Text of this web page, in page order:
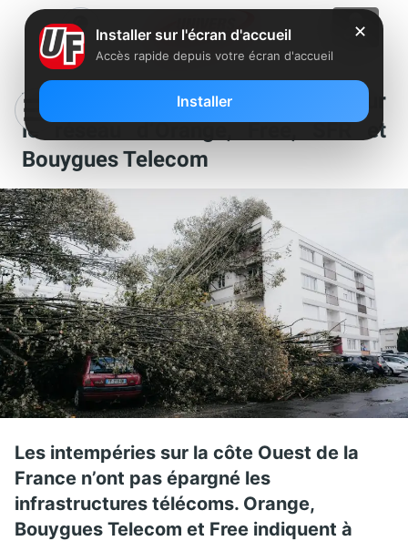
Tempête Ciaran : de gros dégâts sur
le réseau d’Orange, Free, SFR et
Bouygues Telecom
Les intempéries sur la côte Ouest de la
France n’ont pas épargné les
infrastructures télécoms. Orange,
Bouygues Telecom et Free indiquent à
✕
Installer sur l'écran d'accueil
Accès rapide depuis votre écran d'accueil
Installer